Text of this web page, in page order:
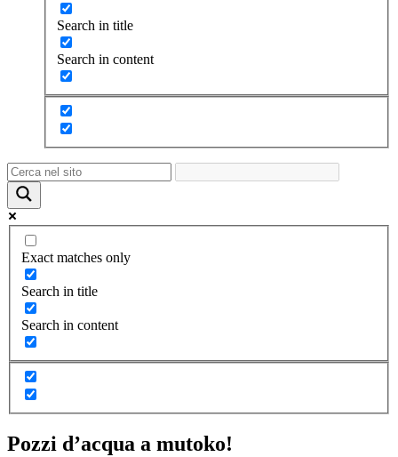
Search in title
Search in content
Exact matches only
Search in title
Search in content
Pozzi d’acqua a mutoko!